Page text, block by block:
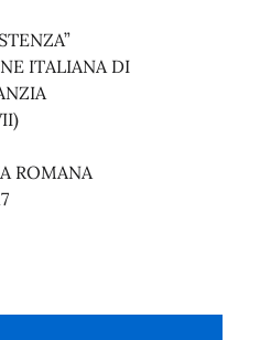
ITALIANA DI
ROMANA